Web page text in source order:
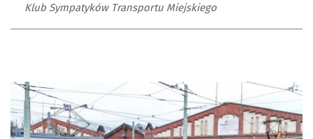
Klub Sympatyków Transportu Miejskiego